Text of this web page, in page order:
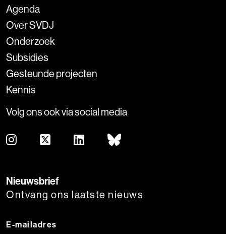
Agenda
Over SVDJ
Onderzoek
Subsidies
Gesteunde projecten
Kennis
Volg ons ook via social media
Nieuwsbrief
Ontvang ons laatste nieuws
E-mailadres